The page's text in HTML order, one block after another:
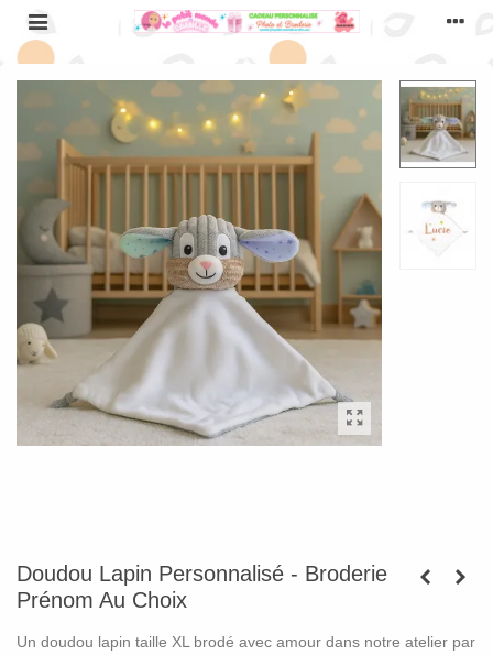
Doudou Lapin Personnalisé - Broderie
Prénom Au Choix
Un doudou lapin taille XL brodé avec amour dans notre atelier par